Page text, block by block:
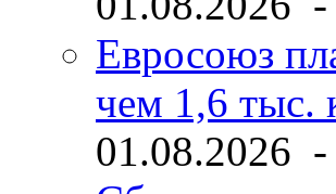
Евросоюз
чем 1,6 тыс.
01.08.2026 -